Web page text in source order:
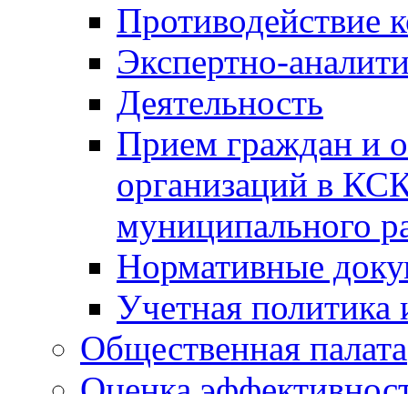
Противодействие
Экспертно-
Деятельность
Прием граждан и
организаций в
муниципального
Нормативные
Учетная политика
Общественная палата